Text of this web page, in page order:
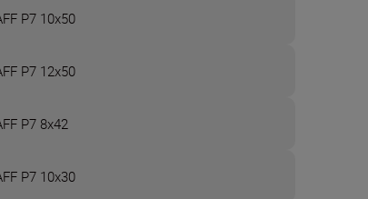
P7 10x50
P7 12x50
P7 8x42
P7 10x30